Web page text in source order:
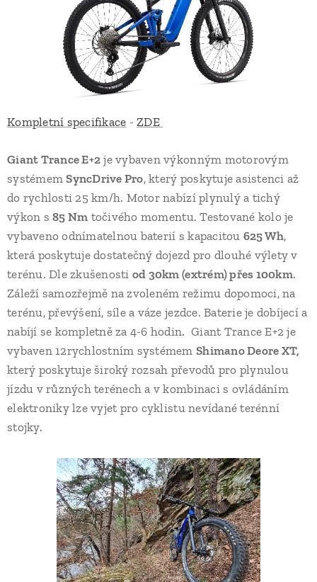
Kompletní specifikace -ZDE
Giant Trance E+2 je vybaven výkonným motorovým
systémemSyncDrive Pro, který poskytuje asistenci až
do rychlosti 25 km/h. Motor nabízí plynulý a tichý
výkon s85 Nm točivého momentu. Testované kolo je
vybaveno odnímatelnou baterií s kapacitou 625 Wh,
která poskytuje dostatečný dojezd pro dlouhé výlety v
terénu. Dle zkušenosti od 30km (extrém) přes 100km.
Záleží samozřejmě na zvoleném režimu dopomoci, na
terénu, převýšení, síle a váze jezdce. Baterie je dobíjecí a
nabíjí se kompletně za 4-6 hodin. Giant Trance E+2 je
vybaven 12rychlostním systémem Shimano Deore XT,
který poskytuje široký rozsah převodů pro plynulou
jízdu v různých terénech a v kombinaci s ovládáním
elektroniky lze vyjet pro cyklistu nevídané terénní
stojky.